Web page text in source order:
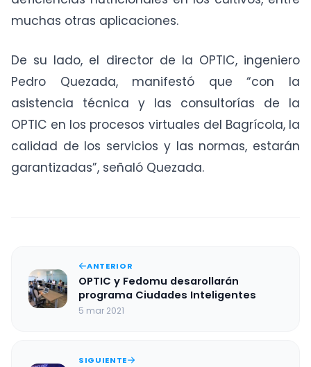
muchas otras aplicaciones.
De su lado, el director de la OPTIC, ingeniero
Pedro Quezada, manifestó que “con la
asistencia técnica y las consultorías de la
OPTIC en los procesos virtuales del Bagrícola, la
calidad de los servicios y las normas, estarán
garantizadas”, señaló Quezada.
ANTERIOR
OPTIC y Fedomu desarollarán
programa Ciudades Inteligentes
5 mar 2021
SIGUIENTE